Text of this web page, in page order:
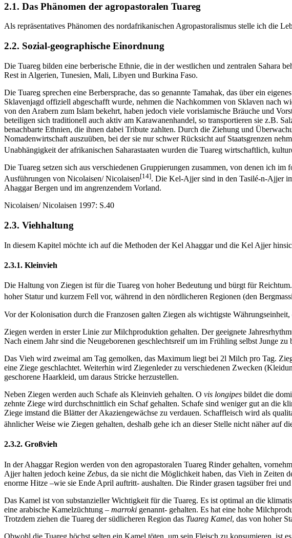
2.1. Das Phänomen der agropastoralen Tuareg
Als repräsentatives Phänomen des nordafrikanischen Agropastoralismus stelle ich die
2.2. Sozial-geographische Einordnung
Die Tuareg bilden eine berberische Ethnie, die in der westlichen und zentralen Sahara
Rest in Algerien, Tunesien, Mali, Libyen und Burkina Faso.
Die Tuareg sprechen eine Berbersprache, das so genannte Tamahak, das über ein
Sklavenjagd offiziell abgeschafft wurde, nehmen die Nachkommen von Sklaven nach
von den Arabern zum Islam bekehrt, haben jedoch viele vorislamische Bräuche und
beteiligen sich traditionell auch aktiv am Karawanenhandel, so transportieren sie z.B.
benachbarte Ethnien, die ihnen dabei Tribute zahlten. Durch die Ziehung und
Nomadenwirtschaft auszuüben, bei der sie nur schwer Rücksicht auf Staatsgrenzen
Unabhängigkeit der afrikanischen Saharastaaten wurden die Tuareg wirtschaftlich,
Die Tuareg setzen sich aus verschiedenen Gruppierungen zusammen, von denen ich
Ausführungen von Nicolaisen/ Nicolaisen[14]. Die Kel-Ajjer sind in den Tasilé-n-Ajjer
Ahaggar Bergen und im angrenzendem Vorland.
Nicolaisen/ Nicolaisen 1997: S.40
2.3. Viehhaltung
In diesem Kapitel möchte ich auf die Methoden der Kel Ahaggar und die Kel Ajjer
2.3.1. Kleinvieh
Die Haltung von Ziegen ist für die Tuareg von hoher Bedeutung und bürgt für
hoher Statur und kurzem Fell vor, während in den nördlicheren Regionen (den
Vor der Kolonisation durch die Franzosen galten Ziegen als wichtigste
Ziegen werden in erster Linie zur Milchproduktion gehalten. Der geeignete
Nach einem Jahr sind die Neugeborenen geschlechtsreif um im Frühling selbst Junge
Das Vieh wird zweimal am Tag gemolken, das Maximum liegt bei 2l Milch pro Tag.
eine Ziege geschlachtet. Weiterhin wird Ziegenleder zu verschiedenen Zwecken
geschorene Haarkleid, um daraus Stricke herzustellen.
Neben Ziegen werden auch Schafe als Kleinvieh gehalten. O vis longipes bildet die
zehnte Ziege wird durchschnittlich ein Schaf gehalten. Schafe sind weniger gut an die
Ziege imstand die Blätter der Akaziengewächse zu verdauen. Schaffleisch wird als
ähnlicher Weise wie Ziegen gehalten, deshalb gehe ich an dieser Stelle nicht näher auf
2.3.2. Großvieh
In der Ahaggar Region werden von den agropastoralen Tuareg Rinder gehalten,
Ajjer halten jedoch keine Zebus, da sie nicht die Möglichkeit haben, das Vieh in Zeiten
enorme Hitze –wie sie Ende April auftritt- aushalten. Die Rinder grasen tagsüber frei
Das Kamel ist von substanzieller Wichtigkeit für die Tuareg. Es ist optimal an die
eine arabische Kamelzüchtung – marroki genannt- gehalten. Es hat eine hohe
Trotzdem ziehen die Tuareg der südlicheren Region das Tuareg Kamel, das von hoher
Obwohl die Tuareg höchst selten ein Kamel töten, um sein Fleisch zu konsumieren, ist